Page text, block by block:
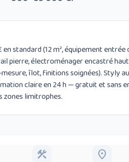
standard (12 m², équipement entrée
pierre, électroménager encastré
îlot, finitions soignées). Styly
claire en 24 h — gratuit et sans
zones limitrophes.
construction place